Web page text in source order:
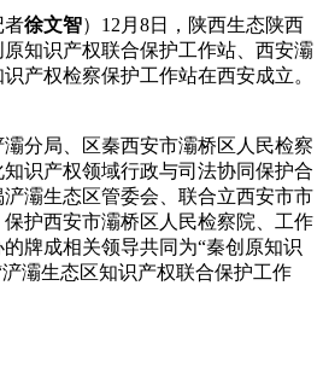
者徐文智）12月8日，陕西生态陕西
知识产权联合保护工作站、西安灞
产权检察保护工作站在西安成立。
分局、区秦西安市灞桥区人民检察
识产权领域行政与司法协同保护合
灞生态区管委会、联合立西安市市
护西安市灞桥区人民检察院、工作
的牌成相关领导共同为“秦创原知识
灞生态区知识产权联合保护工作